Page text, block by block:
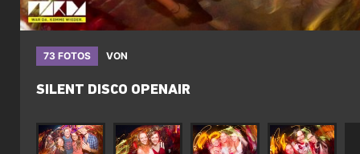
73 FOTOS VON
SILENT DISCO OPENAIR